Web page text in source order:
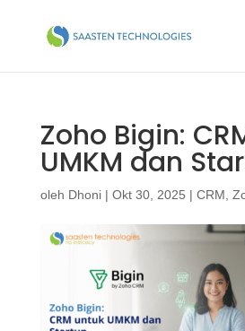
Zoho Bigin:
UMKM dan
oleh Dhoni| Okt 30, 2025 | CRM